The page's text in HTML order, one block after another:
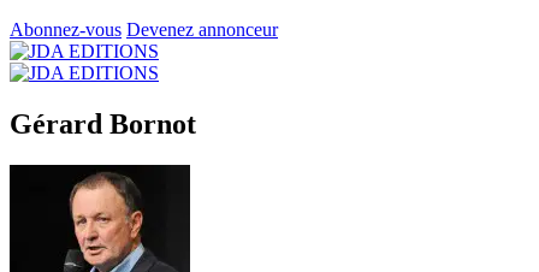
Abonnez-vous Devenez annonceur
Gérard Bornot